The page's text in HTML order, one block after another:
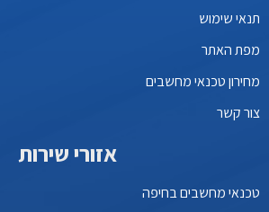
תנאי שימוש
מפת האתר
מחירון טכנאי מחשבים
צור קשר
אזורי שירות
טכנאי מחשבים בחיפה